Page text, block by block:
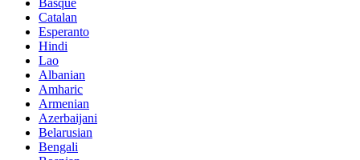
Basque
Catalan
Esperanto
Hindi
Lao
Albanian
Amharic
Armenian
Azerbaijani
Belarusian
Bengali